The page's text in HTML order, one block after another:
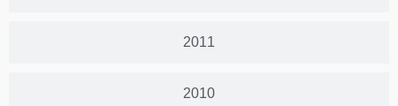
2011
2010